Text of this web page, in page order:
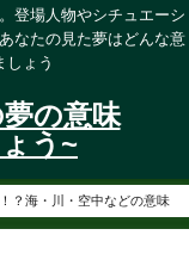
登場人物やシチュエーシ
なたの見た夢はどんな意
しょう
の意味
う~
？海・川・空中などの意味